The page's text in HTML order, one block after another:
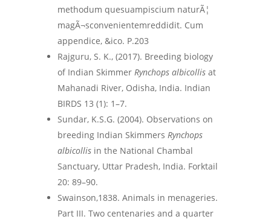
methodum quesuampiscium naturÃ¦
magÃ¬sconvenientemreddidit. Cum
appendice, &ico. P.203
Rajguru, S. K., (2017). Breeding biology
of Indian Skimmer Rynchops albicollisat
Mahanadi River, Odisha, India. Indian
BIRDS 13 (1): 1–7.
Sundar, K.S.G. (2004). Observations on
breeding Indian Skimmers Rynchops
albicollisin the National Chambal
Sanctuary, Uttar Pradesh, India. Forktail
20: 89–90.
Swainson,1838. Animals in menageries.
Part III. Two centenaries and a quarter